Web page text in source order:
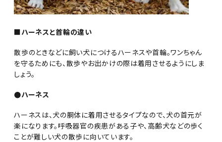
■ハーネスと首輪の違い
散歩のときなどに飼い犬につけるハーネスや首輪。ワンちゃん
を守るためにも、散歩やお出かけの際は着用させるようにしま
しょう。
●ハーネス
ハーネスは、犬の胴体に着用させるタイプなので、犬の首元が
楽になります。呼吸器官の疾患がある子や、高齢犬などの歩く
ことが難しい犬の散歩に向いています。